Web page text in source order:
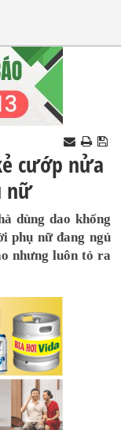
cướp nửa
nữ
dùng dao khống
phụ nữ đang ngủ
nhưng luôn tỏ ra